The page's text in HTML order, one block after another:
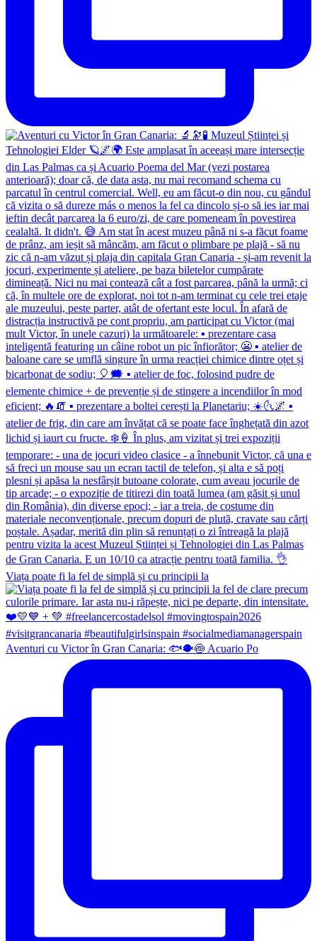
Viața poate fi la fel de simplă și cu principii la
Aventuri cu Victor în Gran Canaria: 🐟🐡🍥 Acuario Po